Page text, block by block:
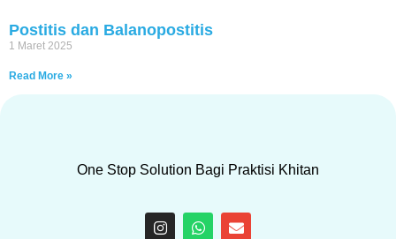
Postitis dan Balanopostitis
1 Maret 2025
Read More »
One Stop Solution Bagi Praktisi Khitan